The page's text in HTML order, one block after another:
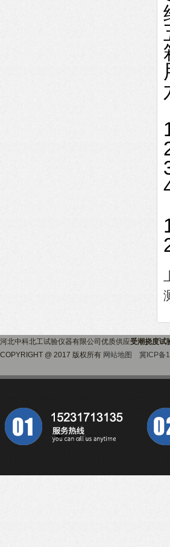
河北中科北工试验仪器有限公司优质供应受潮挠度试
COPYRIGHT @ 2017 版权所有 网站地图 冀ICP备